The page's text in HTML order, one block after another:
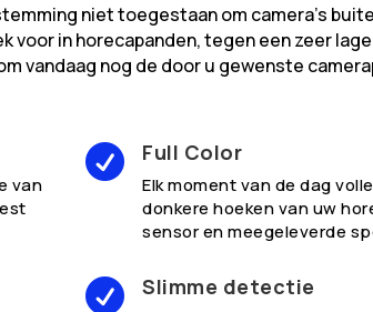
niet toegestaan om camera’s
voor in horecapanden, tegen een zeer
vandaag nog de door u gewenste
van
 Full Color
Elk moment van de dag
donkere hoeken van uw
sensor en meegeleverde
 Slimme detectie